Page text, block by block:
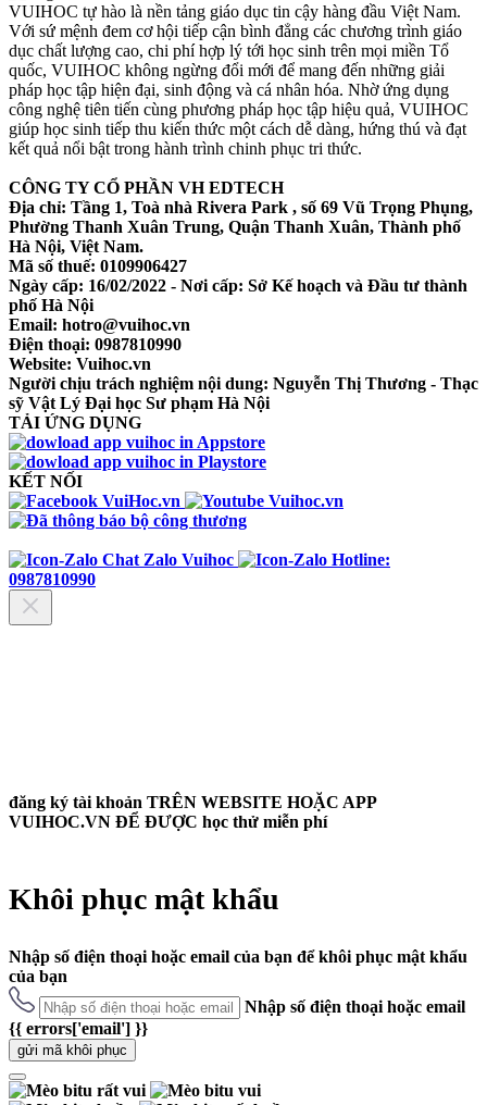
VUIHOC tự hào là nền tảng giáo dục tin cậy hàng đầu Việt Nam.
Với sứ mệnh đem cơ hội tiếp cận bình đẳng các chương trình giáo
dục chất lượng cao, chi phí hợp lý tới học sinh trên mọi miền Tổ
quốc, VUIHOC không ngừng đổi mới để mang đến những giải
pháp học tập hiện đại, sinh động và cá nhân hóa. Nhờ ứng dụng
công nghệ tiên tiến cùng phương pháp học tập hiệu quả, VUIHOC
giúp học sinh tiếp thu kiến thức một cách dễ dàng, hứng thú và đạt
kết quả nổi bật trong hành trình chinh phục tri thức.
CÔNG TY CỔ PHẦN VH EDTECH
Địa chỉ: Tầng 1, Toà nhà Rivera Park , số 69 Vũ Trọng Phụng,
Phường Thanh Xuân Trung, Quận Thanh Xuân, Thành phố
Hà Nội, Việt Nam.
Mã số thuế: 0109906427
Ngày cấp: 16/02/2022 - Nơi cấp: Sở Kế hoạch và Đầu tư thành
phố Hà Nội
Email: hotro@vuihoc.vn
Điện thoại: 0987810990
Website: Vuihoc.vn
Người chịu trách nghiệm nội dung: Nguyễn Thị Thương - Thạc
sỹ Vật Lý Đại học Sư phạm Hà Nội
TẢI ỨNG DỤNG
KẾT NỐI
Chat Zalo Vuihoc
Hotline:
0987810990
đăng ký tài khoản TRÊN WEBSITE HOẶC APP
VUIHOC.VN ĐỂ ĐƯỢC học thử miễn phí
Khôi phục mật khẩu
Nhập số điện thoại hoặc email của bạn để khôi phục mật khẩu
của bạn
Nhập số điện thoại hoặc email
{{ errors['email'] }}
gửi mã khôi phục